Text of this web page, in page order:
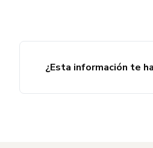
¿Esta información te